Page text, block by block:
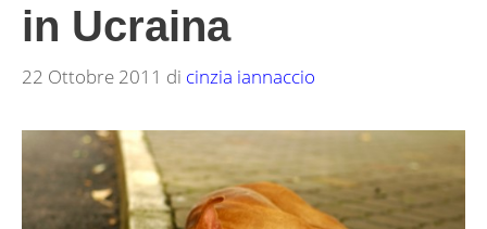
in Ucraina
22 Ottobre 2011 di cinzia iannaccio